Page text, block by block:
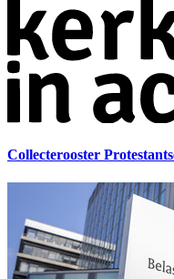
Collecterooster